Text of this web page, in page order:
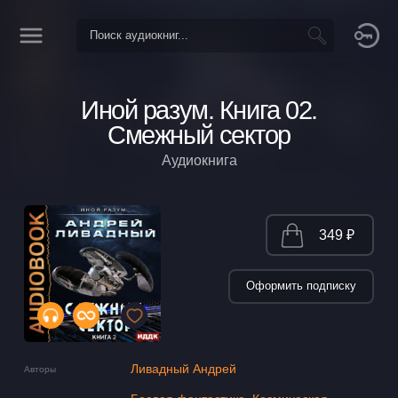
Иной разум. Книга 02.
Смежный сектор
Аудиокнига
Авторы Ливадный Андрей
349 ₽
Оформить подписку